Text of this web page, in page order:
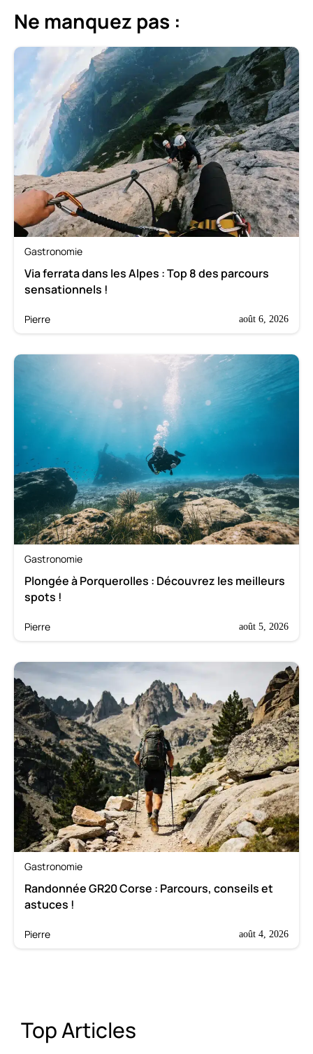
Ne manquez pas :
Gastronomie
Via ferrata dans les Alpes : Top 8 des parcours
sensationnels !
Pierre août 6, 2026
Gastronomie
Plongée à Porquerolles : Découvrez les meilleurs
spots !
Pierre août 5, 2026
Gastronomie
Randonnée GR20 Corse : Parcours, conseils et
astuces !
Pierre août 4, 2026
Top Articles